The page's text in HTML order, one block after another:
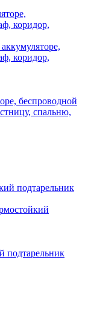
беспроводной
спальню,
подтарельник